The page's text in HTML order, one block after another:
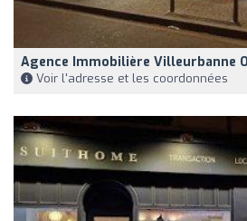
Agence Immobilière Villeurbanne
Voir l'adresse et les coordonnées